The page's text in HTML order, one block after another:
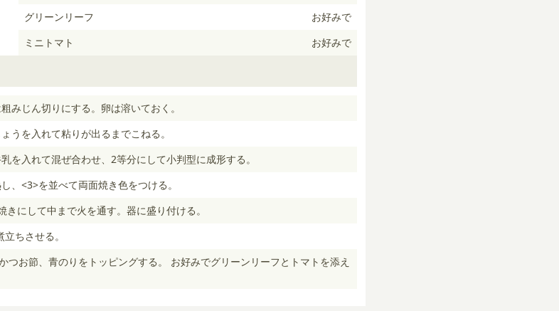
グリーンリーフ
お好みで
ミニトマト
お好みで
みじん切りにする。卵は溶いておく。
うを入れて粘りが出るまでこねる。
を入れて混ぜ合わせ、2等分にして小判型に成形する。
、<3>を並べて両面焼き色をつける。
にして中まで火を通す。器に盛り付ける。
ちさせる。
つお節、青のりをトッピングする。 お好みでグリーンリーフとトマトを添え